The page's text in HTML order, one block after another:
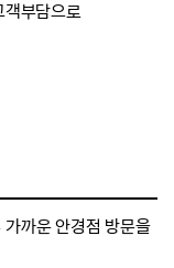
객부담으로
가까운 안경점 방문을